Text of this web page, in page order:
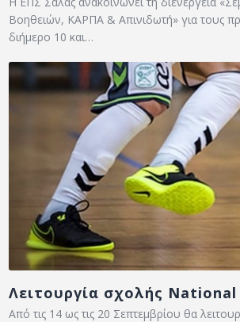
Βοηθειών, ΚΑΡΠΑ & Απινιδωτή» για τους
διήμερο 10 και…
Λειτουργία σχολής National
Από τις 14 ως τις 20 Σεπτεμβρίου θα